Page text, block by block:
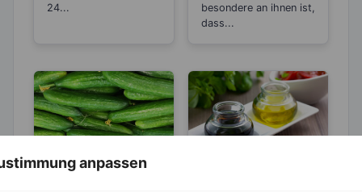
anpassen
24...
besondere an ihnen ist,
dass...